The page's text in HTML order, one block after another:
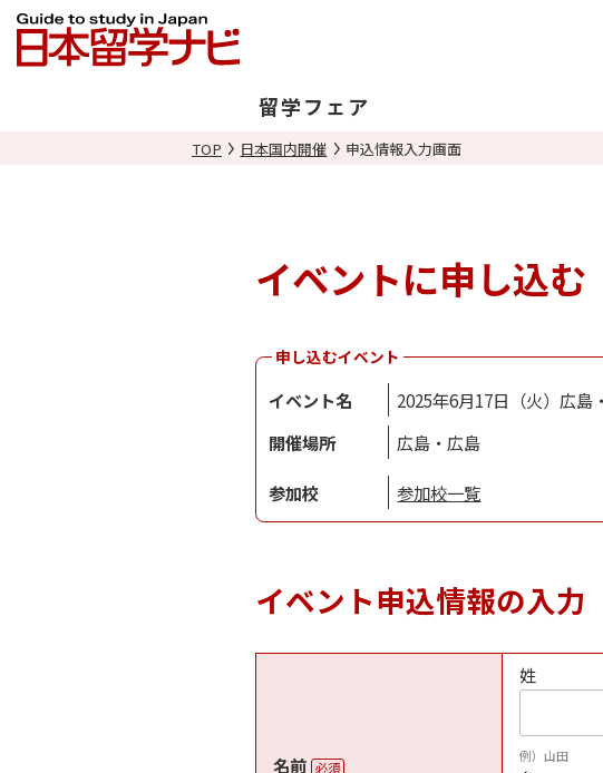
留学フェア
TOP 日本国内開催 申込情報入力画面
イベントに申し込む
申し込むイベント
イベント名
2025年6月17日（火）広島
開催場所
広島・広島
参加校 参加校一覧
イベント申込情報の入力
名前 必須
姓
例）山田